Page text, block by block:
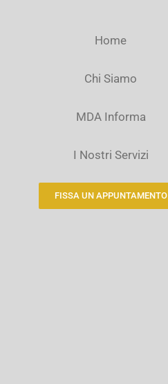
Home
Chi Siamo
MDA Informa
I Nostri Servizi
FISSA UN APPUNTAMENTO